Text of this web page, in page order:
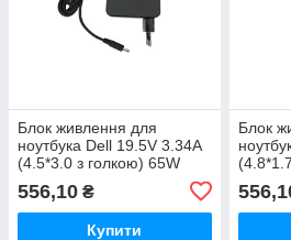
Блок живлення для
ноутбука Dell 19.5V 3.34A
(4.5*3.0 з голкою) 65W
556,10 ₴
Купити
Блок